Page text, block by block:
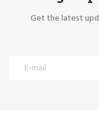
Get the latest